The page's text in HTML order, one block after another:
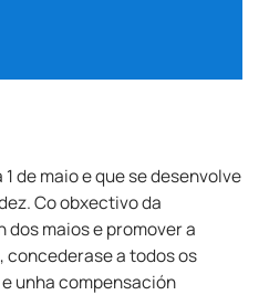
de maio e que se desenvolve
Co obxectivo da
maios e promover a
a todos os
unha compensación